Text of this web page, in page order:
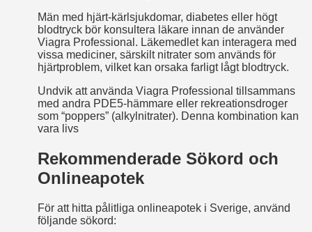
Män med hjärt-kärlsjukdomar, diabetes eller högt
blodtryck bör konsultera läkare innan de använder
Viagra Professional. Läkemedlet kan interagera med
vissa mediciner, särskilt nitrater som används för
hjärtproblem, vilket kan orsaka farligt lågt blodtryck.
Undvik att använda Viagra Professional tillsammans
med andra PDE5-hämmare eller rekreationsdroger
som “poppers” (alkylnitrater). Denna kombination kan
vara livs
Rekommenderade Sökord och
Onlineapotek
För att hitta pålitliga onlineapotek i Sverige, använd
följande sökord: